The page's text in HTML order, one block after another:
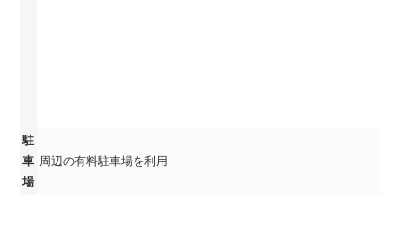
駐
車
場
周辺の有料駐車場を利用